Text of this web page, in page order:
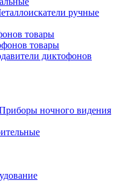
ручные
товары
товары
диктофонов
ночного видения